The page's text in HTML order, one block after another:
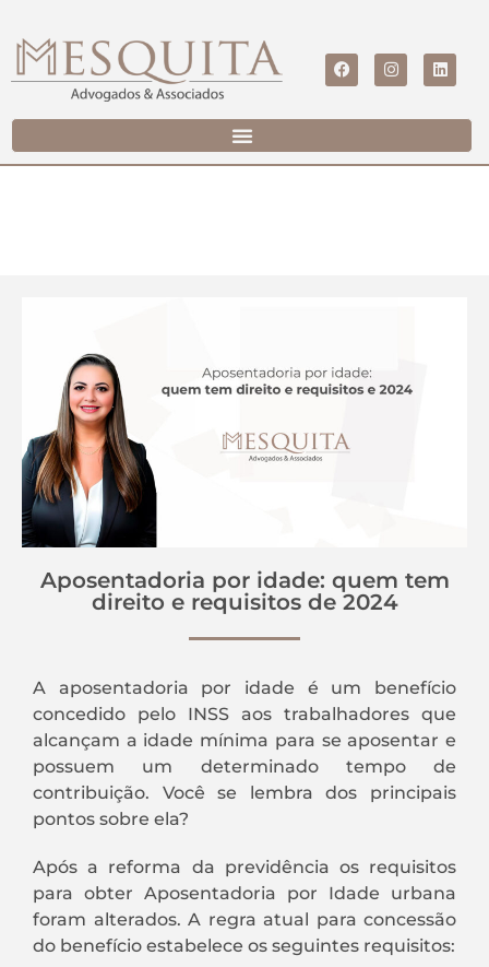
Aposentadoria por idade: quem tem
direito e requisitos de 2024
A aposentadoria por idade é um benefício
concedido pelo INSS aos trabalhadores que
alcançam a idade mínima para se aposentar e
possuem um determinado tempo de
contribuição. Você se lembra dos principais
pontos sobre ela?
Após a reforma da previdência os requisitos
para obter Aposentadoria por Idade urbana
foram alterados. A regra atual para concessão
do benefício estabelece os seguintes requisitos: